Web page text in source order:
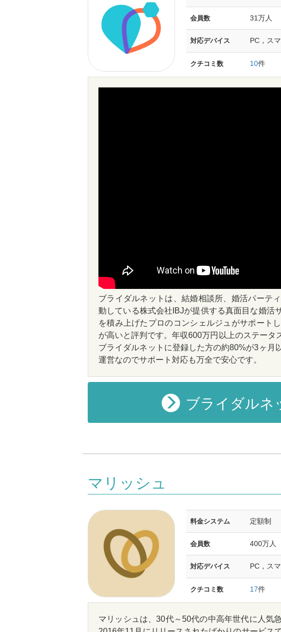
会員数 31万人
対応デバイス PC，ス
クチコミ数 10件
ブライダルネットは、結婚相談所、婚活パーテ
動している株式会社IBJが提供する真面目な婚活
を積み上げたプロのコンシェルジュがサポート
が高いと評判です。年収600万円以上のステータ
ブライダルネットに登録した方の約80%が3ヶ月
運営なのでサポート対応も万全で安心です。
ブライダルネ
マリッシュ
料金システム 定額制
会員数 400万人
対応デバイス PC，ス
クチコミ数 17件
マリッシュは、30代～50代の中高年世代に人気